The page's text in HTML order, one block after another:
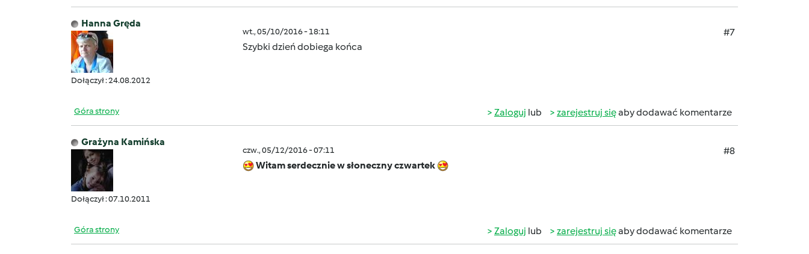
Hanna Gręda
Dołączył : 24.08.2012
wt., 05/10/2016 - 18:11
#7
Szybki dzień dobiega końca
Góra strony Zaloguj lub zarejestruj sięaby dodawać komentarze
Grażyna Kamińska
Dołączył : 07.10.2011
czw., 05/12/2016 - 07:11
#8
Witam serdecznie w słoneczny czwartek
Góra strony Zaloguj lub zarejestruj sięaby dodawać komentarze